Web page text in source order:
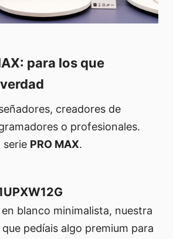
para los que
creadores de
o profesionales.
serie PRO MAX.
blanco minimalista, nuestra
pedíais algo premium para